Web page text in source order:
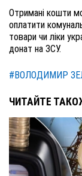
Отримані кошти
оплатити
товари чи ліки
донат на ЗСУ.
#ВОЛОДИМИР
ЧИТАЙТЕ